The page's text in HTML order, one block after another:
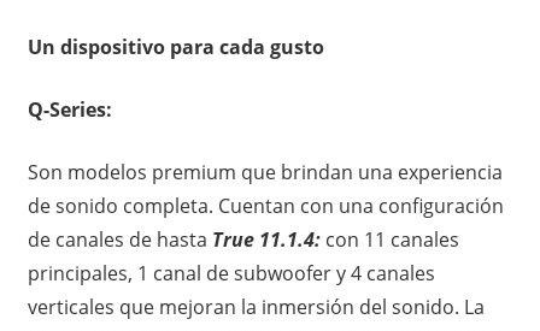
Un dispositivo para cada gusto
Q-Series:
Son modelos premium que brindan una experiencia
de sonido completa. Cuentan con una configuración
de canales de hasta True 11.1.4:con 11 canales
principales, 1 canal de subwoofer y 4 canales
verticales que mejoran la inmersión del sonido. La